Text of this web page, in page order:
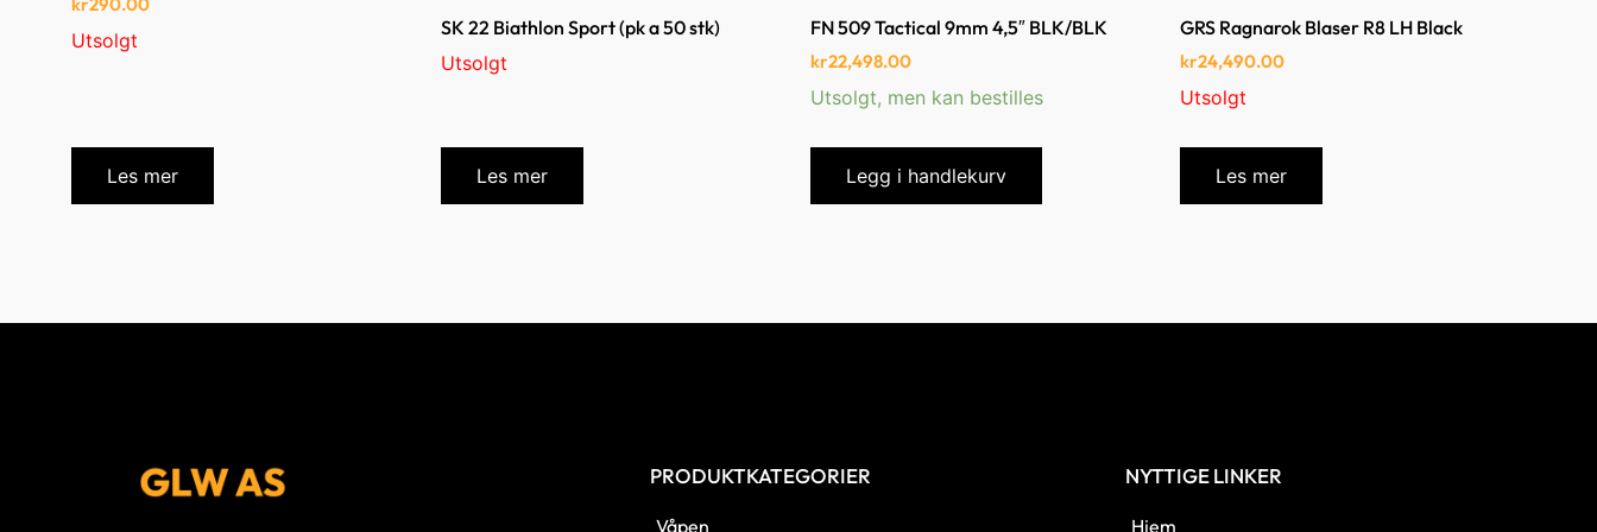
Utsolgt
Les mer
SK 22 Biathlon Sport (pk a 50 stk)
Utsolgt
Les mer
FN 509 Tactical 9mm 4,5″ BLK/BLK
kr22,498.00
Utsolgt, men kan bestilles
Legg i handlekurv
GRS Ragnarok Blaser R8 LH Black
kr24,490.00
Utsolgt
Les mer
PRODUKTKATEGORIER
Våpen
NYTTIGE LINKER
Hjem